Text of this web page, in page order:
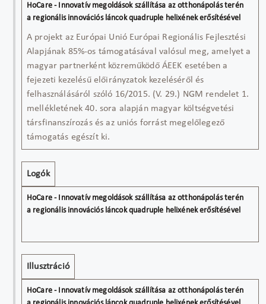
A projekt az Európai Unió Európai Regionális Fejlesztési
Alapjának 85%-os támogatásával valósul meg, amelyet a
magyar partnerként közreműködő ÁEEK esetében a
fejezeti kezelésű előirányzatok kezeléséről és
felhasználásáról szóló 16/2015. (V. 29.) NGM rendelet 1.
mellékletének 40. sora alapján magyar költségvetési
társfinanszírozás és az uniós forrást megelőlegező
támogatás egészít ki.
Logók
Illusztráció